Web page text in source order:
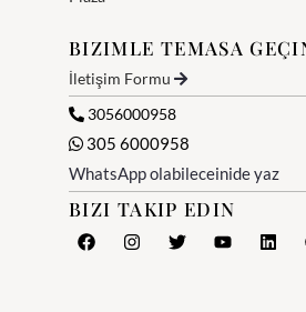
BIZIMLE TEMASA
İletişim Formu
3056000958
305 6000958
WhatsApp olabileceinide yaz
BIZI TAKIP EDIN